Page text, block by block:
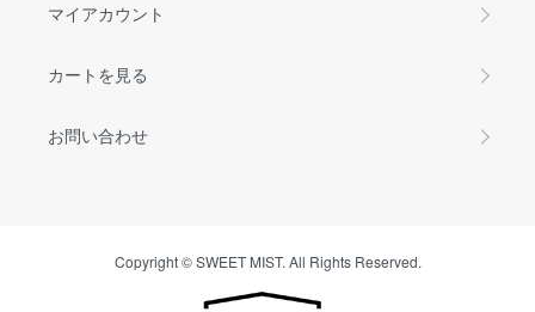
マイアカウント
カートを見る
お問い合わせ
Copyright © SWEET MIST. All Rights Reserved.